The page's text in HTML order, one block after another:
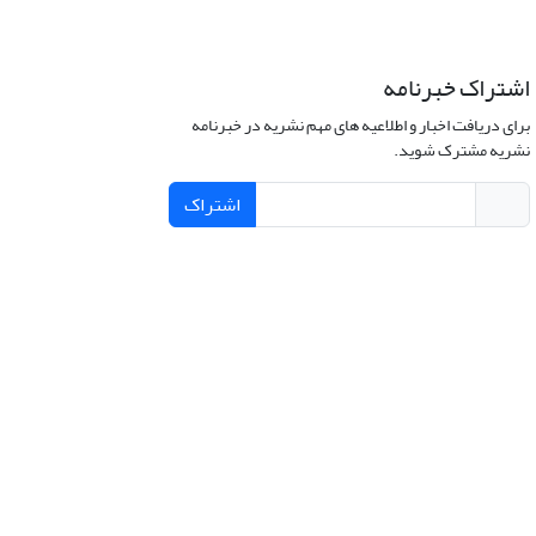
اشتراک خبرنامه
برای دریافت اخبار و اطلاعیه های مهم نشریه در خبرنامه
نشریه مشترک شوید.
اشتراک